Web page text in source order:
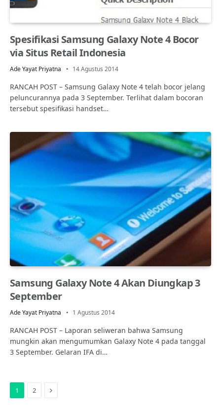
Spesifikasi Samsung Galaxy Note 4 Bocor
via Situs Retail Indonesia
Ade Yayat Priyatna 14 Agustus 2014
RANCAH POST – Samsung Galaxy Note 4 telah bocor jelang
peluncurannya pada 3 September. Terlihat dalam bocoran
tersebut spesifikasi handset…
Samsung Galaxy Note 4 Akan Diungkap 3
September
Ade Yayat Priyatna 1 Agustus 2014
RANCAH POST – Laporan seliweran bahwa Samsung
mungkin akan mengumumkan Galaxy Note 4 pada tanggal
3 September. Gelaran IFA di…
1 2 Next